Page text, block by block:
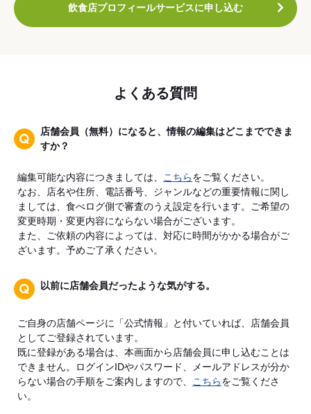
飲食店プロフィールサービスに申し込む
よくある質問
店舗会員（無料）になると、情報の編集はどこまでできま
すか？
編集可能な内容につきましては、 こちらをご覧ください。
なお、店名や住所、電話番号、ジャンルなどの重要情報に関し
ましては、食べログ側で審査のうえ設定を行います。ご希望の
変更時期・変更内容にならない場合がございます。
また、ご依頼の内容によっては、対応に時間がかかる場合がご
ざいます。予めご了承ください。
以前に店舗会員だったような気がする。
ご自身の店舗ページに「公式情報」と付いていれば、店舗会員
としてご登録されています。
既に登録がある場合は、本画面から店舗会員に申し込むことは
できません。ログインIDやパスワード、メールアドレスが分か
らない場合の手順をご案内しますので、
こちらをご覧くださ
い。